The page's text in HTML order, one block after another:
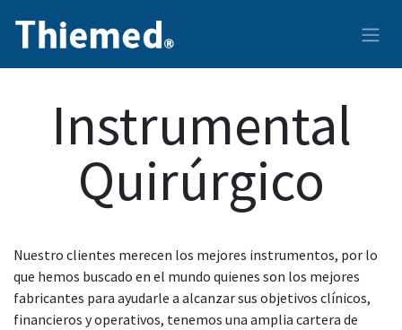
Instrumental
Quirúrgico
Nuestro clientes merecen los mejores instrumentos, por lo
que hemos buscado en el mundo quienes son los mejores
fabricantes para ayudarle a alcanzar sus objetivos clínicos,
financieros y operativos, tenemos una amplia cartera de